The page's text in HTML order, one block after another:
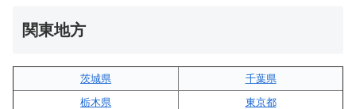
関東地方
茨城県
千葉県
栃木県
東京都